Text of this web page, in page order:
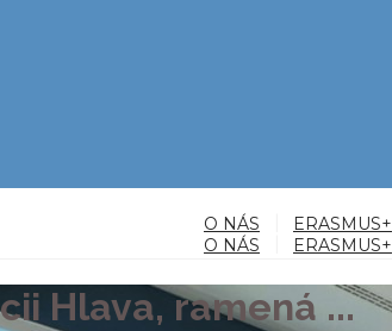
O NÁS ERASMUS+
O NÁS ERASMUS+
Hlava, ramená ...